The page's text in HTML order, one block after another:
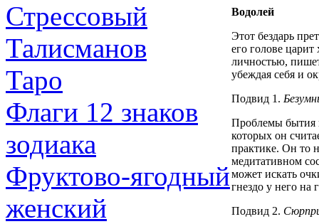
Стрессовый
Талисманов
Таро
Флаги 12 знаков
зодиака
Фруктово-ягодный
женский
Водолей
Этот бездарь
его голове
личностью,
убеждая себя и
Подвид 1.
Проблемы бытия
которых он
практике. Он то
медитативном
может искать
гнездо у него на
Подвид 2.